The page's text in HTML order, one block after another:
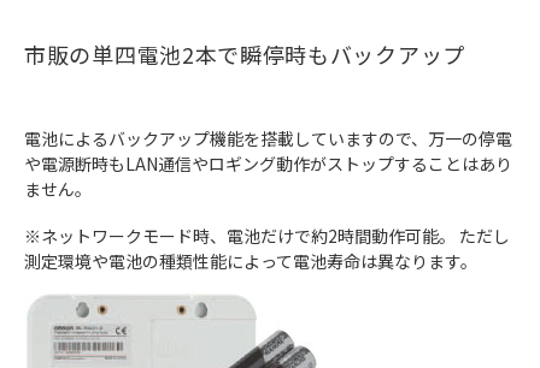
市販の単四電池2本で瞬停時もバックアップ
電池によるバックアップ機能を搭載していますので、万一の停電
や電源断時もLAN通信やロギング動作がストップすることはあり
ません。
※ネットワークモード時、電池だけで約2時間動作可能。 ただし
測定環境や電池の種類性能によって電池寿命は異なります。